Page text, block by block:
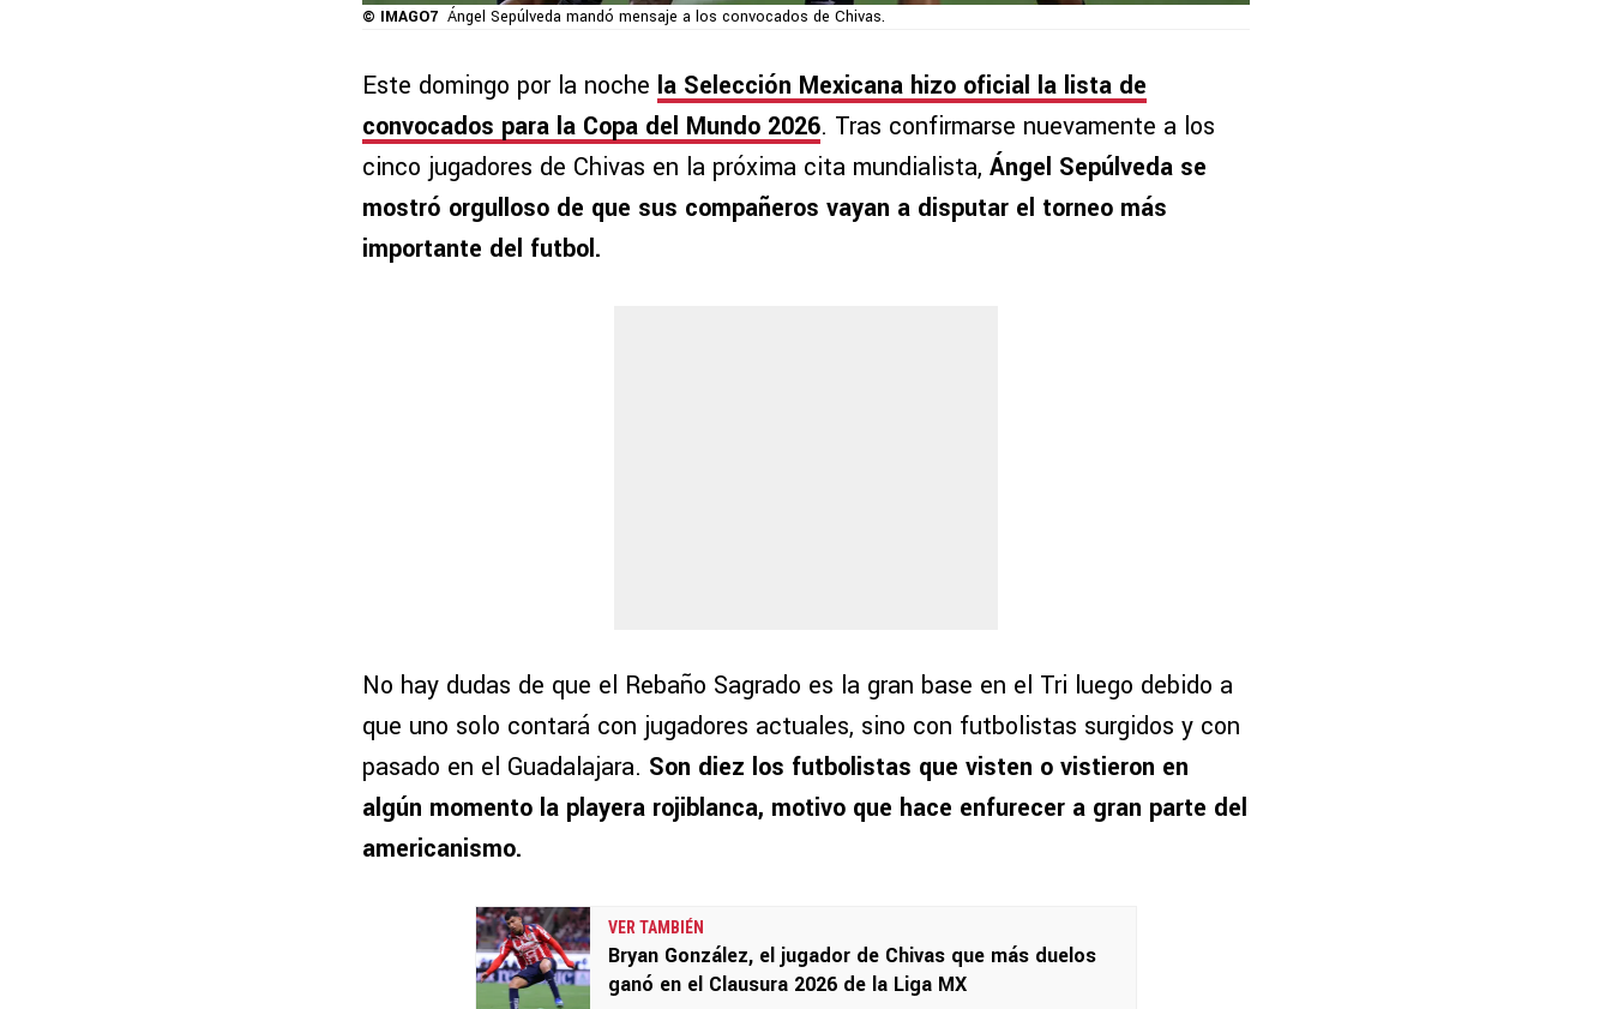
© IMAGO7 Ángel Sepúlveda mandó mensaje a los convocados de Chivas.
Este domingo por la noche la Selección Mexicana hizo oficial la lista de
convocados para la Copa del Mundo 2026. Tras confirmarse nuevamente a los
cinco jugadores de Chivas en la próxima cita mundialista, Ángel Sepúlveda se
mostró orgulloso de que sus compañeros vayan a disputar el torneo más
importante del futbol.
No hay dudas de que el Rebaño Sagrado es la gran base en el Tri luego debido a
que uno solo contará con jugadores actuales, sino con futbolistas surgidos y con
pasado en el Guadalajara. Son diez los futbolistas que visten o vistieron en
algún momento la playera rojiblanca, motivo que hace enfurecer a gran parte del
americanismo.
VER TAMBIÉN
Bryan González, el jugador de Chivas que más duelos
ganó en el Clausura 2026 de la Liga MX